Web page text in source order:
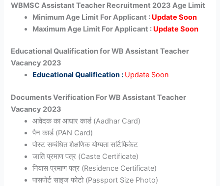
WBMSC Assistant Teacher Recruitment 2023 Age Limit
Minimum Age Limit For Applicant : Update Soon
Maximum Age Limit For Applicant : Update Soon
Educational Qualification for WB Assistant Teacher
Vacancy 2023
Educational Qualification : Update Soon
Documents Verification For WB Assistant Teacher
Vacancy 2023
आवेदक का आधार कार्ड (Aadhar Card)
पैन कार्ड (PAN Card)
पोस्ट सम्बंधित शैक्षणिक योग्यता सर्टिफिकेट
जाति प्रमाण पत्र (Caste Certificate)
निवास प्रमाण पत्र (Residence Certificate)
पासपोर्ट साइज फोटो (Passport Size Photo)